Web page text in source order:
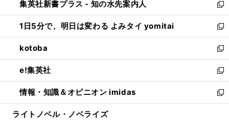
く
ド
ウ
で
開
く
ィ
ン
ド
ウ
で
開
く
い
ウ
ィ
ン
ド
ウ
で
開
く
集英社新書プラス - 知の水先案内人
新
し
い
ウ
ィ
ン
ド
ウ
で
開
1日5分で、明日は変わる よみタイ yomitai
新
し
い
ウ
ィ
ン
ド
ウ
kotoba
新
し
い
ウ
ィ
ン
e!集英社
新
し
い
ウ
情報・知識＆オピニオン imidas
新
し
ライトノベル・ノベライズ